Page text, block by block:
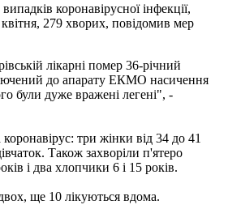
коронавірусної інфекції,
279 хворих, повідомив мер
лікарні помер 36-річний
до апарату ЕКМО насичення
були дуже вражені легені", -
три жінки від 34 до 41
Також захворіли п'ятеро
і два хлопчики 6 і 15 років.
ще 10 лікуються вдома.